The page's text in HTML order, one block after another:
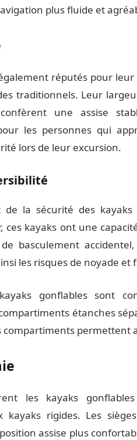
plus fluide et
réputés pour leur
traditionnels. Leur
une assise
les personnes qui
lors de leur excursion.
la sécurité des
ces kayaks ont une
basculement
les risques de noyade
gonflables sont
étanches
compartiments permettent
les kayaks
rigides. Les
assise plus